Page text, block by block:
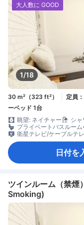
1/18
大人数に GOOD
30 m²（323 ft²） 定員
ーベッド 1台
眺望: ネイチャー
シャ
プライベートバスルーム
衛星テレビ/ケーブルテ
日付を
ツインルーム（禁
Smoking)